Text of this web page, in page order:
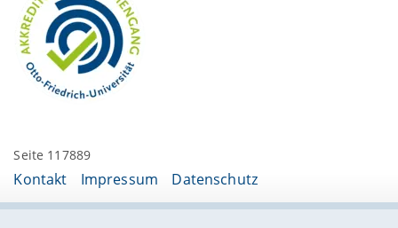
Seite 117889
Kontakt Impressum Datenschutz